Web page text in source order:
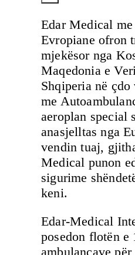
Edar Medical
Evropiane ofron
mjekësor nga
Maqedonia e
Shqiperia në çdo
me
aeroplan special
anasjelltas nga
vendin tuaj,
Medical punon
sigurime
keni.
Edar-Medical
posedon flotën e
ambulancave për